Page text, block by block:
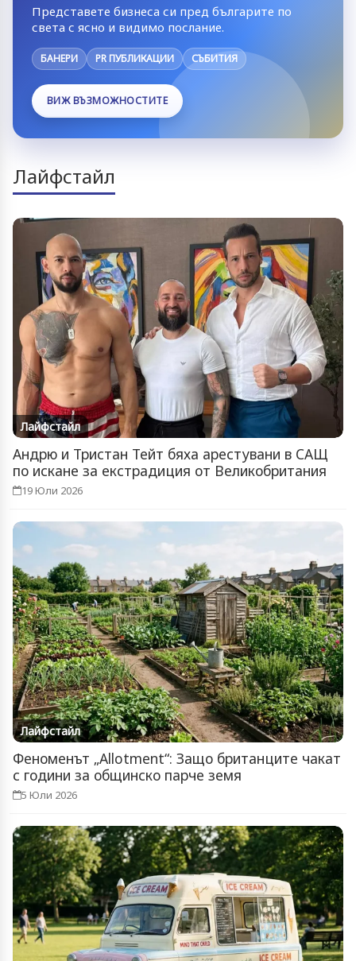
Представете бизнеса си пред българите по
света с ясно и видимо послание.
БАНЕРИ PR ПУБЛИКАЦИИ СЪБИТИЯ
ВИЖ ВЪЗМОЖНОСТИТЕ
Лайфстайл
Лайфстайл
Андрю и Тристан Тейт бяха арестувани в САЩ
по искане за екстрадиция от Великобритания
19 Юли 2026
Лайфстайл
Феноменът „Allotment“: Защо британците чакат
с години за общинско парче земя
5 Юли 2026